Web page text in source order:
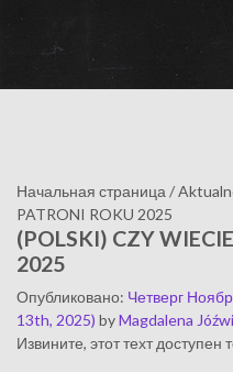
Начальная страница /
PATRONI ROKU 2025
(POLSKI) CZY
2025
Опубликовано: Четверг
13th, 2025) byMagdalena
Извините, этот техт доступен